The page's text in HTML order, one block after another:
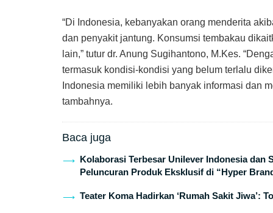
“Di Indonesia, kebanyakan orang menderita
dan penyakit jantung. Konsumsi tembakau
lain,” tutur dr. Anung Sugihantono, M.Kes.
termasuk kondisi-kondisi yang belum terlalu
Indonesia memiliki lebih banyak informasi dan
tambahnya.
Baca juga
Kolaborasi Terbesar Unilever Indonesia dan
Peluncuran Produk Eksklusif di “Hyper
Teater Koma Hadirkan ‘Rumah Sakit Jiwa’: